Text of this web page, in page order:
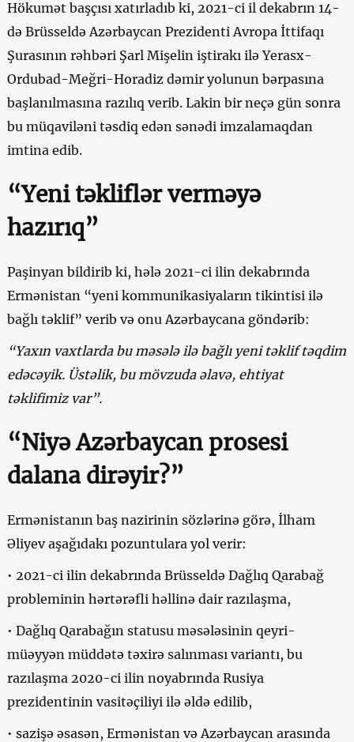
Hökumət başçısı xatırladıb ki, 2021-ci il dekabrın 14-
də Brüsseldə Azərbaycan Prezidenti Avropa İttifaqı
Şurasının rəhbəri Şarl Mişelin iştirakı ilə Yerasx-
Ordubad-Meğri-Horadiz dəmir yolunun bərpasına
başlanılmasına razılıq verib. Lakin bir neçə gün sonra
bu müqaviləni təsdiq edən sənədi imzalamaqdan
imtina edib.
“Yeni təkliflər verməyə
hazırıq”
Paşinyan bildirib ki, hələ 2021-ci ilin dekabrında
Ermənistan “yeni kommunikasiyaların tikintisi ilə
bağlı təklif” verib və onu Azərbaycana göndərib:
“Yaxın vaxtlarda bu məsələ ilə bağlı yeni təklif təqdim
edəcəyik. Üstəlik, bu mövzuda əlavə, ehtiyat
təklifimiz var”.
“Niyə Azərbaycan prosesi
dalana dirəyir?”
Ermənistanın baş nazirinin sözlərinə görə, İlham
Əliyev aşağıdakı pozuntulara yol verir:
• 2021-ci ilin dekabrında Brüsseldə Dağlıq Qarabağ
probleminin hərtərəfli həllinə dair razılaşma,
• Dağlıq Qarabağın statusu məsələsinin qeyri-
müəyyən müddətə təxirə salınması variantı, bu
razılaşma 2020-ci ilin noyabrında Rusiya
prezidentinin vasitəçiliyi ilə əldə edilib,
• sazişə əsasən, Ermənistan və Azərbaycan arasında